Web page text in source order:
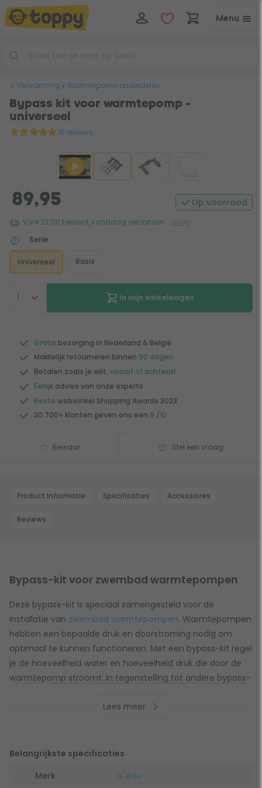
Menu
Verwarming Warmtepomp onderdelen
Bypass kit voor warmtepomp -
universeel
15 reviews
89,95 Op voorraad
Voor 22:00 besteld, vandaag verzonden
Serie
Universeel Basis
In mijn winkelwagen
Gratis bezorging in Nederland & België
Makkelijk retourneren binnen 90 dagen
Betalen zoals je wilt, vooraf of achteraf
Eerlijk advies van onze experts
Beste webwinkel Shopping Awards 2023
30.700+ klanten geven ons een 9 /10
Bewaar Stel een vraag
Product informatie Specificaties Accessoires
Reviews
Bypass-kit voor zwembad warmtepompen
Deze bypass-kit is speciaal samengesteld voor de
installatie van zwembad warmtepompen. Warmtepompen
hebben een bepaalde druk en doorstroming nodig om
optimaal te kunnen functioneren. Met een bypass-kit regel
je de hoeveelheid water en hoeveelheid druk die door de
warmtepomp stroomt. In tegenstelling tot andere bypass-
PVC buis en zwembadslang (38mm) om de warmtepomp
Wanneer je geen bypass-kit gebruikt, is de doorstroming
niet goed. En dat heeft gevolgen voor het
Lees meer
Belangrijkste specificaties
Merk
W'eau